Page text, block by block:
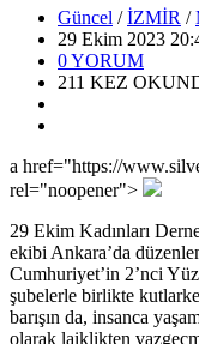
Güncel /İZMİR /
29 Ekim 2023
0YORUM
211 KEZ
a href="https://
rel="noopener">
29 Ekim Kadınları
ekibi Ankara’da
Cumhuriyet’in 2’nci
şubelerle birlikte
barışın da, insanca
olarak laiklikten